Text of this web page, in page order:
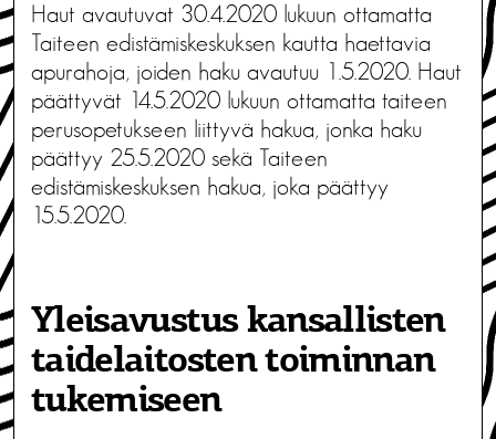
Haut avautuvat 30.4.2020 lukuun ottamatta
Taiteen edistämiskeskuksen kautta haettavia
apurahoja, joiden haku avautuu 1.5.2020. Haut
päättyvät 14.5.2020 lukuun ottamatta taiteen
perusopetukseen liittyvä hakua, jonka haku
päättyy 25.5.2020 sekä Taiteen
edistämiskeskuksen hakua, joka päättyy
15.5.2020.
Yleisavustus kansallisten
taidelaitosten toiminnan
tukemiseen